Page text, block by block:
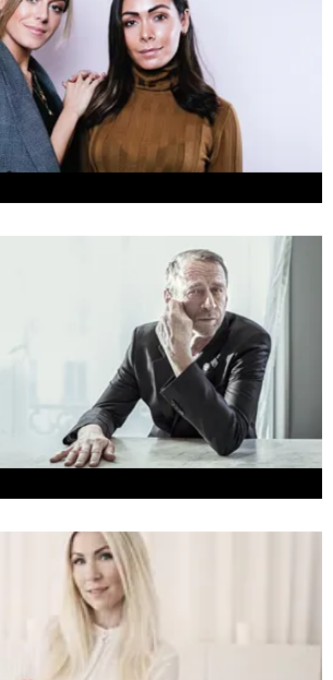
och ett vackert leende enligt grundarna av
inom smink: CAIA Cosmetics.